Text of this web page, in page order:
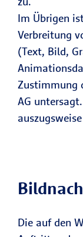
Im Übrigen
Verbreitung
(Text, Bild,
Zustimmung
AG
Die auf den